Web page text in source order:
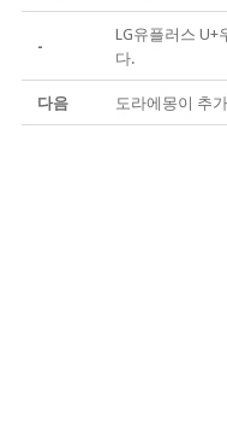
-
LG유플러스 U+
다.
다음 도라에몽이 추